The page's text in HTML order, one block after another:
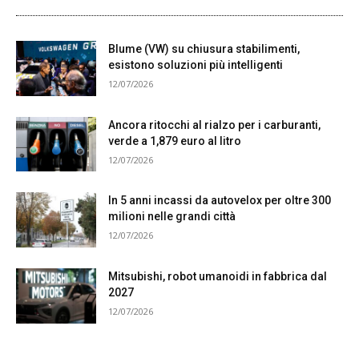
Blume (VW) su chiusura stabilimenti,
esistono soluzioni più intelligenti
12/07/2026
Ancora ritocchi al rialzo per i carburanti,
verde a 1,879 euro al litro
12/07/2026
In 5 anni incassi da autovelox per oltre 300
milioni nelle grandi città
12/07/2026
Mitsubishi, robot umanoidi in fabbrica dal
2027
12/07/2026